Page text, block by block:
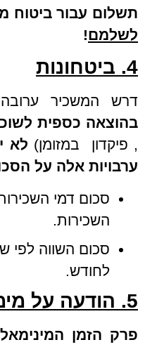
תשלום עבור ביטוח
לשלמם!
4. ביטחונות
דרש המשכיר
בהוצאה כספית
, פיקדון במזומן) לא
ערבויות אלה על
סכום דמי
השכירות.
סכום השווה לפי
לחודש.
5. הודעה על מימוש אופציה
פרק הזמן